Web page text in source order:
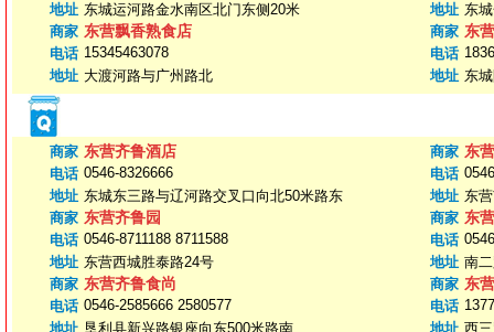
地址 东城运河路金水南区北门东侧20米
地址 东
商家 东营飘香熟食店
电话 15345463078
地址 大渡河路与广州路北
商家 东
电话
地址 东
商家 东营齐鲁酒店
电话 0546-8326666
地址 东城东三路与辽河路交叉口向北50米路东
商家 东
电话
地址 东
商家 东营齐鲁园
电话 0546-8711188 8711588
地址 东营西城胜泰路24号
商家 东
电话
地址 南
商家 东营齐鲁食尚
电话 0546-2585666 2580577
地址 垦利县新兴路银座向东500米路南
商家 东
电话
地址 西